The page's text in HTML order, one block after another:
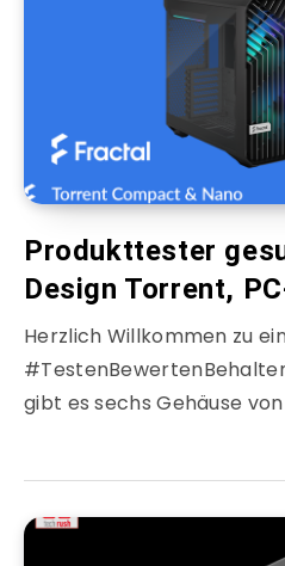
Produkttester
Design Torrent,
Herzlich Willkommen zu
gibt es sechs Gehäuse